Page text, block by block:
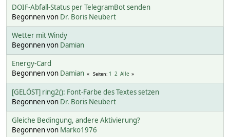
DOIF-Abfall-Status per TelegramBot senden
Begonnen von Dr. Boris Neubert
Wetter mit Windy
Begonnen von Damian
Energy-Card
Begonnen von Damian Seiten 1 2 Alle
[GELÖST] ring2(): Font-Farbe des Textes setzen
Begonnen von Dr. Boris Neubert
Gleiche Bedingung, andere Aktivierung?
Begonnen von Marko1976